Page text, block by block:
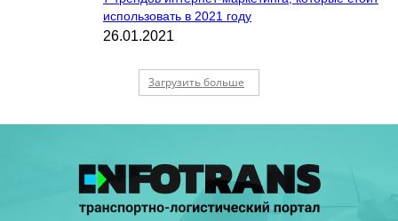
использовать в 2021 году
26.01.2021
Загрузить больше